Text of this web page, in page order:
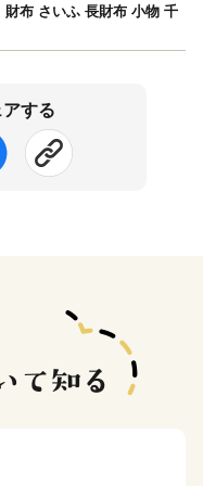
財布 さいふ 長財布 小物 千
する